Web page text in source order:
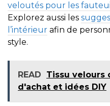
veloutés pour les
Explorez aussi les
l’intérieur afin de
style.
READ
Tissu velours
d'achat et idées DIY